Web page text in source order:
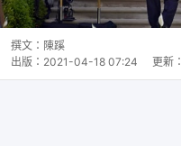
撰文： 陳蹊
出版： 2021-04-18 07:24 更新：